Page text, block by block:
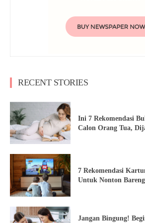
RECENT STORIES
Ini 7 Rekomendasi
Calon Orang Tua,
7 Rekomendasi
Untuk Nonton
Jangan Bingung!